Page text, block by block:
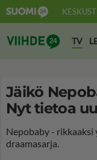
Suomi24 TV
Jäikö
Nyt tietoa
Nepobaby - rikkaaksi
draamasarja.